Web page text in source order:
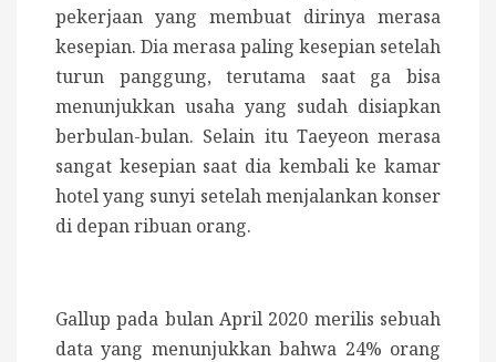
pekerjaan yang membuat dirinya merasa
kesepian. Dia merasa paling kesepian setelah
turun panggung, terutama saat ga bisa
menunjukkan usaha yang sudah disiapkan
berbulan-bulan. Selain itu Taeyeon merasa
sangat kesepian saat dia kembali ke kamar
hotel yang sunyi setelah menjalankan konser
di depan ribuan orang.
Gallup pada bulan April 2020 merilis sebuah
data yang menunjukkan bahwa 24% orang